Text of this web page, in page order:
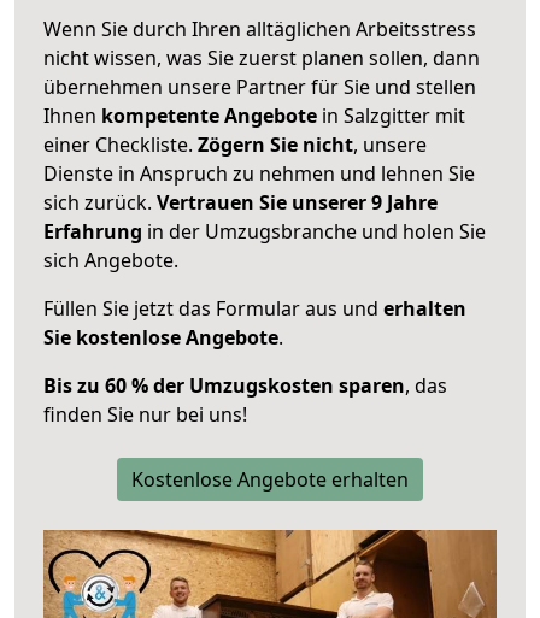
Wenn Sie durch Ihren alltäglichen Arbeitsstress
nicht wissen, was Sie zuerst planen sollen, dann
übernehmen unsere Partner für Sie und stellen
Ihnen kompetente Angebote in Salzgitter mit
einer Checkliste. Zögern Sie nicht, unsere
Dienste in Anspruch zu nehmen und lehnen Sie
sich zurück. Vertrauen Sie unserer 9 Jahre
Erfahrung in der Umzugsbranche und holen Sie
sich Angebote.
Füllen Sie jetzt das Formular aus und erhalten
Sie kostenlose Angebote.
Bis zu 60 % der Umzugskosten sparen, das
finden Sie nur bei uns!
Kostenlose Angebote erhalten